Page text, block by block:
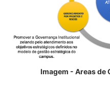
Imagem - Areas de